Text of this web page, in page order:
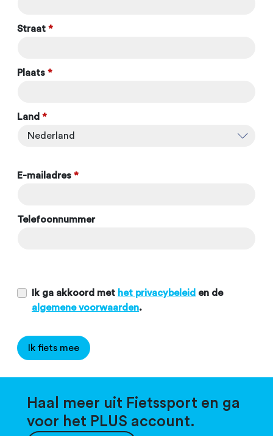
Straat *
Plaats *
Land *
E-mailadres *
Telefoonnummer
Ik ga akkoord met het privacybeleid en de
algemene voorwaarden.
Ik fiets mee
Haal meer uit Fietssport en ga
voor het PLUS account.